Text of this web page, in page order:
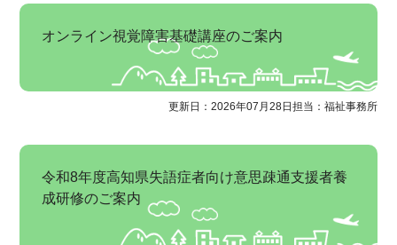
オンライン視覚障害基礎講座のご案内
更新日：2026年07月28日 担当：福祉事務所
令和8年度高知県失語症者向け意思疎通支援者養
成研修のご案内